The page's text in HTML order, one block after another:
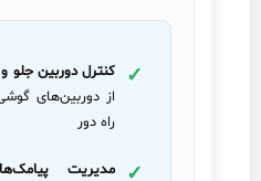
کنترل دوربین جلو
از دوربین‌های
راه دور
مدیریت